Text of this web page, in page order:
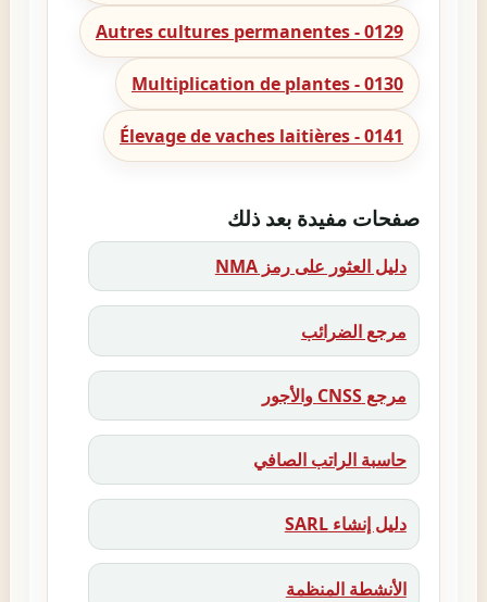
0129 - Autres cultures permanentes
0130 - Multiplication de plantes
0141 - Élevage de vaches laitières
صفحات مفيدة بعد ذلك
دليل العثور على رمز NMA
مرجع الضرائب
مرجع CNSS والأجور
حاسبة الراتب الصافي
دليل إنشاء SARL
الأنشطة المنظمة